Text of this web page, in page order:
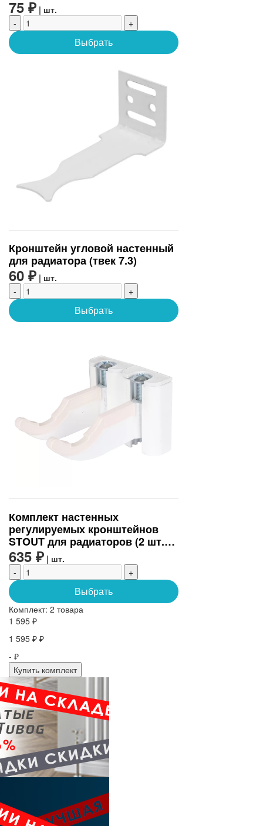
75 ₽ | шт.
-
+
Выбрать
Кронштейн угловой настенный
для радиатора (твек 7.3)
60 ₽ | шт.
-
+
Выбрать
Комплект настенных
регулируемых кронштейнов
STOUT для радиаторов (2 шт.)
(SKU-0320-000080)
635 ₽ | шт.
-
+
Выбрать
Комплект: 2 товара
1 595 ₽
1 595 ₽ ₽
- ₽
Купить комплект